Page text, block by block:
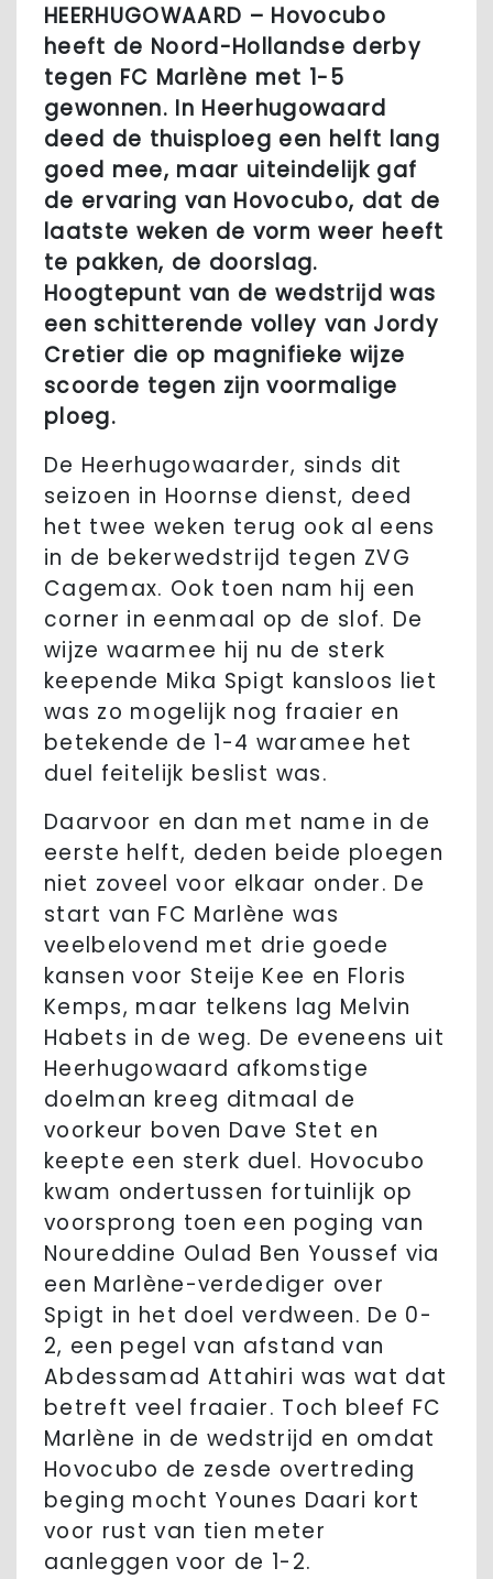
HEERHUGOWAARD – Hovocubo
heeft de Noord-Hollandse derby
tegen FC Marlène met 1-5
gewonnen. In Heerhugowaard
deed de thuisploeg een helft lang
goed mee, maar uiteindelijk gaf
de ervaring van Hovocubo, dat de
laatste weken de vorm weer heeft
te pakken, de doorslag.
Hoogtepunt van de wedstrijd was
een schitterende volley van Jordy
Cretier die op magnifieke wijze
scoorde tegen zijn voormalige
ploeg.
De Heerhugowaarder, sinds dit
seizoen in Hoornse dienst, deed
het twee weken terug ook al eens
in de bekerwedstrijd tegen ZVG
Cagemax. Ook toen nam hij een
corner in eenmaal op de slof. De
wijze waarmee hij nu de sterk
keepende Mika Spigt kansloos liet
was zo mogelijk nog fraaier en
betekende de 1-4 waramee het
duel feitelijk beslist was.
Daarvoor en dan met name in de
eerste helft, deden beide ploegen
niet zoveel voor elkaar onder. De
start van FC Marlène was
veelbelovend met drie goede
kansen voor Steije Kee en Floris
Kemps, maar telkens lag Melvin
Habets in de weg. De eveneens uit
Heerhugowaard afkomstige
doelman kreeg ditmaal de
voorkeur boven Dave Stet en
keepte een sterk duel. Hovocubo
kwam ondertussen fortuinlijk op
voorsprong toen een poging van
Noureddine Oulad Ben Youssef via
een Marlène-verdediger over
Spigt in het doel verdween. De 0-
2, een pegel van afstand van
Abdessamad Attahiri was wat dat
betreft veel fraaier. Toch bleef FC
Marlène in de wedstrijd en omdat
Hovocubo de zesde overtreding
beging mocht Younes Daari kort
voor rust van tien meter
aanleggen voor de 1-2.